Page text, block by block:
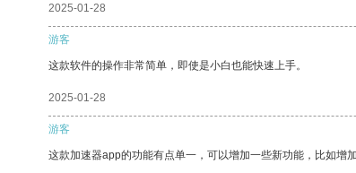
2025-01-28
游客
这款软件的操作非常简单，即使是小白也能快速上手。
2025-01-28
游客
这款加速器app的功能有点单一，可以增加一些新功能，比如增